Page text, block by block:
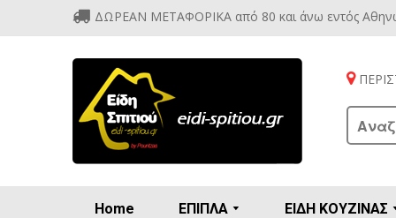
ΔΩΡΕΑΝ ΜΕΤΑΦΟΡΙΚΑ από 80 και άνω εντός
Home ΕΠΙΠΛΑ ΕΙΔΗ ΚΟΥΖΙΝΑΣ